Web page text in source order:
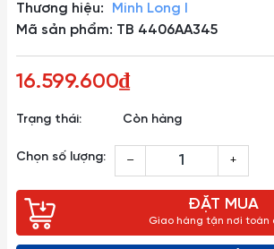
Thương hiệu:
Minh Long I
Mã sản phẩm: TB 4406AA345
16.599.600₫
Trạng thái: Còn hàng
Chọn số lượng: – +
ĐẶT MUA
Giao hàng tận nơi toàn